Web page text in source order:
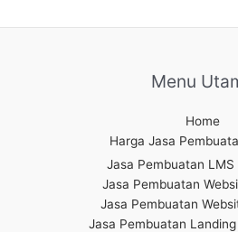
Menu
Home
Harga Jasa
Jasa Pembuatan LMS
Jasa Pembuatan
Jasa Pembuatan
Jasa Pembuatan